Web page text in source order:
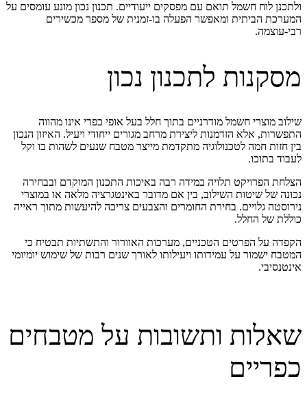
ולתכנן לוח חשמל תואם עם מפסקים ייעודיים. תכנון נכון מונע עומסים על
המערכת הביתית ומאפשר הפעלה בו-זמנית של מספר מכשירים
רבי-עוצמה.
מסקנות לתכנון נכון
שילוב מוצרי חשמל מודרניים בתוך חלל בעל אופי כפרי אינו מהווה
התפשרות, אלא הזדמנות ליצירת מרחב מגורים ייחודי ויעיל. האיזון הנכון
בין חזות חמה לטכנולוגיה מתקדמת מייצר מטבח שנעים לשהות בו וקל
לעבוד בתוכו.
הצלחת הפרויקט תלויה במידה רבה באיכות התכנון המוקדם ובבחירה
נכונה של שיטות השילוב, בין אם מדובר באינטגרציה מלאה או במוצרי
נירוסטה גלויים. בחירת החומרים והצבעים צריכה להיעשות מתוך ראייה
כוללת של החלל.
הקפדה על הפרטים הטכניים, מערכות האוורור והתשתיות תבטיח כי
המטבח ישמור על עמידותו ויעילותו לאורך שנים רבות של שימוש יומיומי
אינטנסיבי.
שאלות ותשובות על מטבחים
כפריים